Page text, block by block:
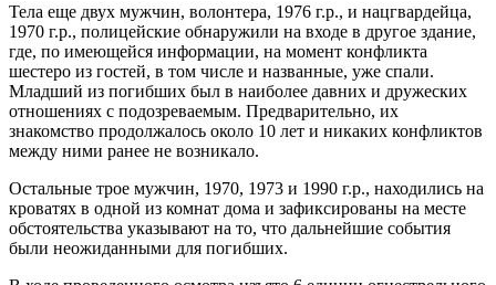
Тела еще двух мужчин, волонтера, 1976 г.р., и нацгвардейца,
1970 г.р., полицейские обнаружили на входе в другое здание,
где, по имеющейся информации, на момент конфликта
шестеро из гостей, в том числе и названные, уже спали.
Младший из погибших был в наиболее давних и дружеских
отношениях с подозреваемым. Предварительно, их
знакомство продолжалось около 10 лет и никаких конфликтов
между ними ранее не возникало.
Остальные трое мужчин, 1970, 1973 и 1990 г.р., находились на
кроватях в одной из комнат дома и зафиксированы на месте
обстоятельства указывают на то, что дальнейшие события
были неожиданными для погибших.